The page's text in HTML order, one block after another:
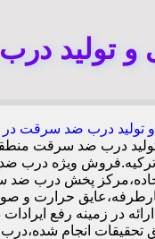
و تولید
و تولید درب ضد سرقت
درب ضد سرقت
ترکیه.فروش ویژه
پخش درب
در زمینه رفع